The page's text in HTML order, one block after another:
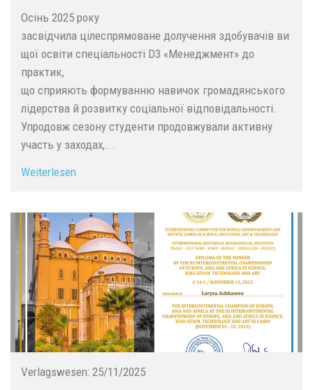
Осінь 2025 року
засвідчила цілеспрямоване долучення здобувачів ви
щої освіти спеціальності D3 «Менеджмент» до
практик,
що сприяють формуванню навичок громадянського
лідерства й розвитку соціальної відповідальності.
Упродовж сезону студенти продовжували активну
участь у заходах,...
Weiterlesen
Verlagswesen: 25/11/2025